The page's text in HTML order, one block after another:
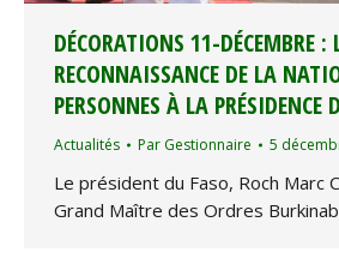
DÉCORATIONS 11-DÉCEMBRE :
RECONNAISSANCE DE LA
PERSONNES À LA PRÉSIDENCE
Actualités Par Gestionnaire 5
Le président du Faso, Roch Marc
Grand Maître des Ordres